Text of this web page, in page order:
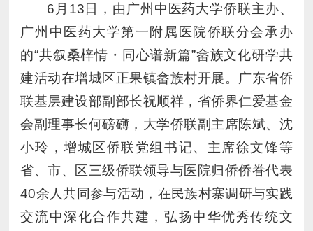
6月13日，由广州中医药大学侨联主办、
广州中医药大学第一附属医院侨联分会承办
的“共叙桑梓情・同心谱新篇”畲族文化研学共
建活动在增城区正果镇畲族村开展。广东省侨
联基层建设部副部长祝顺祥，省侨界仁爱基金
会副理事长何磅礴，大学侨联副主席陈斌、沈
小玲，增城区侨联党组书记、主席徐文锋等
省、市、区三级侨联领导与医院归侨侨眷代表
40余人共同参与活动，在民族村寨调研与实践
交流中深化合作共建，弘扬中华优秀传统文